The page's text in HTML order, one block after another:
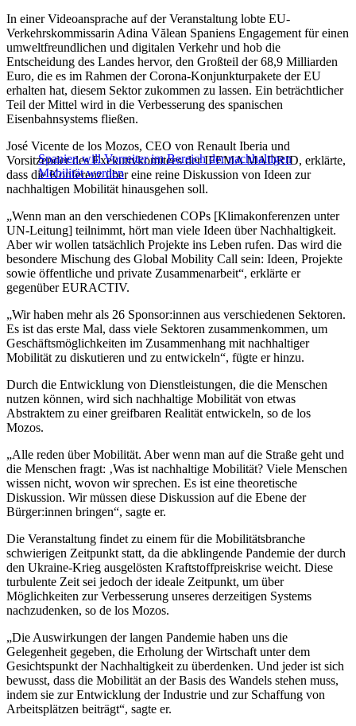
In einer Videoansprache auf der Veranstaltung lobte EU-
Verkehrskommissarin Adina Vălean Spaniens Engagement für einen
umweltfreundlichen und digitalen Verkehr und hob die
Entscheidung des Landes hervor, den Großteil der 68,9 Milliarden
Euro, die es im Rahmen der Corona-Konjunkturpakete der EU
erhalten hat, diesem Sektor zukommen zu lassen. Ein beträchtlicher
Teil der Mittel wird in die Verbesserung des spanischen
Eisenbahnsystems fließen.
Spanien will Vorreiter im Bereich der nachhaltigen
Mobilität werden
José Vicente de los Mozos, CEO von Renault Iberia und
Vorsitzender des Exekutivkomitees der IFEMA MADRID, erklärte,
dass die Konferenz über eine reine Diskussion von Ideen zur
nachhaltigen Mobilität hinausgehen soll.
„Wenn man an den verschiedenen COPs [Klimakonferenzen unter
UN-Leitung] teilnimmt, hört man viele Ideen über Nachhaltigkeit.
Aber wir wollen tatsächlich Projekte ins Leben rufen. Das wird die
besondere Mischung des Global Mobility Call sein: Ideen, Projekte
sowie öffentliche und private Zusammenarbeit“, erklärte er
gegenüber EURACTIV.
„Wir haben mehr als 26 Sponsor:innen aus verschiedenen Sektoren.
Es ist das erste Mal, dass viele Sektoren zusammenkommen, um
Geschäftsmöglichkeiten im Zusammenhang mit nachhaltiger
Mobilität zu diskutieren und zu entwickeln“, fügte er hinzu.
Durch die Entwicklung von Dienstleistungen, die die Menschen
nutzen können, wird sich nachhaltige Mobilität von etwas
Abstraktem zu einer greifbaren Realität entwickeln, so de los
Mozos.
„Alle reden über Mobilität. Aber wenn man auf die Straße geht und
die Menschen fragt: ‚Was ist nachhaltige Mobilität? Viele Menschen
wissen nicht, wovon wir sprechen. Es ist eine theoretische
Diskussion. Wir müssen diese Diskussion auf die Ebene der
Bürger:innen bringen“, sagte er.
Die Veranstaltung findet zu einem für die Mobilitätsbranche
schwierigen Zeitpunkt statt, da die abklingende Pandemie der durch
den Ukraine-Krieg ausgelösten Kraftstoffpreiskrise weicht. Diese
turbulente Zeit sei jedoch der ideale Zeitpunkt, um über
Möglichkeiten zur Verbesserung unseres derzeitigen Systems
nachzudenken, so de los Mozos.
„Die Auswirkungen der langen Pandemie haben uns die
Gelegenheit gegeben, die Erholung der Wirtschaft unter dem
Gesichtspunkt der Nachhaltigkeit zu überdenken. Und jeder ist sich
bewusst, dass die Mobilität an der Basis des Wandels stehen muss,
indem sie zur Entwicklung der Industrie und zur Schaffung von
Arbeitsplätzen beiträgt“, sagte er.